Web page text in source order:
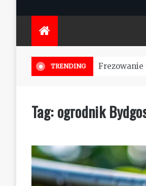
TRENDING Frezowanie
Tag:ogrodnik